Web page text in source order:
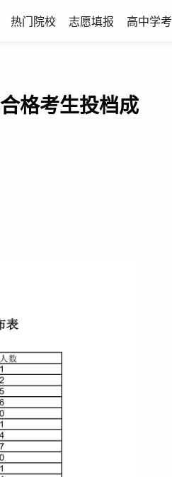
热门院校 志愿填报 高中学考
格考生投档成